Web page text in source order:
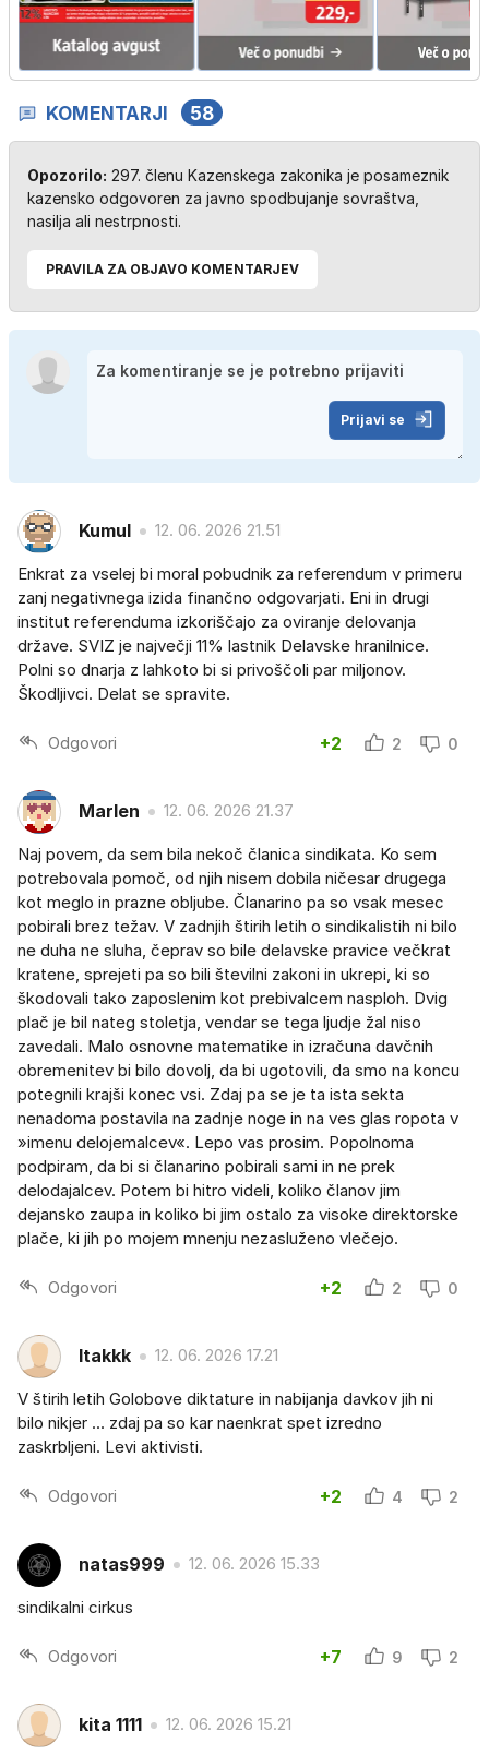
KOMENTARJI 58
Opozorilo: 297. členu Kazenskega zakonika je posameznik
kazensko odgovoren za javno spodbujanje sovraštva,
nasilja ali nestrpnosti.
PRAVILA ZA OBJAVO KOMENTARJEV
Prijavi se
Kumul 12. 06. 2026 21.51
Enkrat za vselej bi moral pobudnik za referendum v primeru
zanj negativnega izida finančno odgovarjati. Eni in drugi
institut referenduma izkoriščajo za oviranje delovanja
države. SVIZ je največji 11% lastnik Delavske hranilnice.
Polni so dnarja z lahkoto bi si privoščoli par miljonov.
Škodljivci. Delat se spravite.
Odgovori +2 2 0
Marlen 12. 06. 2026 21.37
Naj povem, da sem bila nekoč članica sindikata. Ko sem
potrebovala pomoč, od njih nisem dobila ničesar drugega
kot meglo in prazne obljube. Članarino pa so vsak mesec
pobirali brez težav. V zadnjih štirih letih o sindikalistih ni bilo
ne duha ne sluha, čeprav so bile delavske pravice večkrat
kratene, sprejeti pa so bili številni zakoni in ukrepi, ki so
škodovali tako zaposlenim kot prebivalcem nasploh. Dvig
plač je bil nateg stoletja, vendar se tega ljudje žal niso
zavedali. Malo osnovne matematike in izračuna davčnih
obremenitev bi bilo dovolj, da bi ugotovili, da smo na koncu
potegnili krajši konec vsi. Zdaj pa se je ta ista sekta
nenadoma postavila na zadnje noge in na ves glas ropota v
»imenu delojemalcev«. Lepo vas prosim. Popolnoma
podpiram, da bi si članarino pobirali sami in ne prek
delodajalcev. Potem bi hitro videli, koliko članov jim
dejansko zaupa in koliko bi jim ostalo za visoke direktorske
plače, ki jih po mojem mnenju nezasluženo vlečejo.
Odgovori +2 2 0
Itakkk 12. 06. 2026 17.21
V štirih letih Golobove diktature in nabijanja davkov jih ni
bilo nikjer ... zdaj pa so kar naenkrat spet izredno
zaskrbljeni. Levi aktivisti.
Odgovori +2 4 2
natas999 12. 06. 2026 15.33
sindikalni cirkus
Odgovori +7 9 2
kita 1111 12. 06. 2026 15.21